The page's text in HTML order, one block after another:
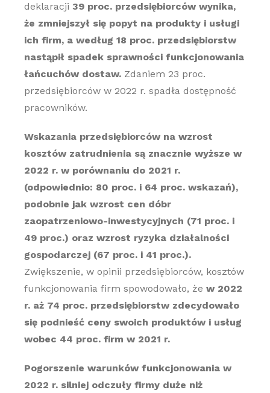
deklaracji 39 proc. przedsiębiorców wynika,
że zmniejszył się popyt na produkty i usługi
ich firm, a według 18 proc. przedsiębiorstw
nastąpił spadek sprawności funkcjonowania
łańcuchów dostaw. Zdaniem 23 proc.
przedsiębiorców w 2022 r. spadła dostępność
pracowników.
Wskazania przedsiębiorców na wzrost
kosztów zatrudnienia są znacznie wyższe w
2022 r. w porównaniu do 2021 r.
(odpowiednio: 80 proc. i 64 proc. wskazań),
podobnie jak wzrost cen dóbr
zaopatrzeniowo-inwestycyjnych (71 proc. i
49 proc.) oraz wzrost ryzyka działalności
gospodarczej (67 proc. i 41 proc.).
Zwiększenie, w opinii przedsiębiorców, kosztów
funkcjonowania firm spowodowało, że w 2022
r. aż 74 proc. przedsiębiorstw zdecydowało
się podnieść ceny swoich produktów i usług
wobec 44 proc. firm w 2021 r.
Pogorszenie warunków funkcjonowania w
2022 r. silniej odczuły firmy duże niż